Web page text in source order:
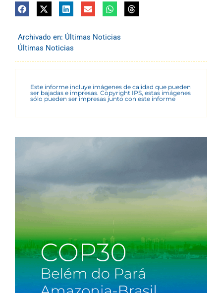
Archivado en: Últimas Noticias
Últimas Noticias
Este informe incluye imágenes de calidad que pueden
ser bajadas e impresas. Copyright IPS, estas imágenes
sólo pueden ser impresas junto con este informe